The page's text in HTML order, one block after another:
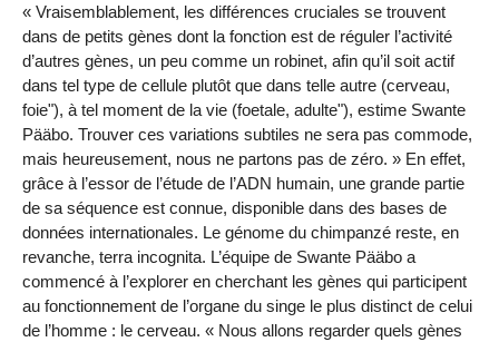
« Vraisemblablement, les différences cruciales se trouvent
dans de petits gènes dont la fonction est de réguler l’activité
d’autres gènes, un peu comme un robinet, afin qu’il soit actif
dans tel type de cellule plutôt que dans telle autre (cerveau,
foie"), à tel moment de la vie (foetale, adulte"), estime Swante
Pääbo. Trouver ces variations subtiles ne sera pas commode,
mais heureusement, nous ne partons pas de zéro. » En effet,
grâce à l’essor de l’étude de l’ADN humain, une grande partie
de sa séquence est connue, disponible dans des bases de
données internationales. Le génome du chimpanzé reste, en
revanche, terra incognita. L’équipe de Swante Pääbo a
commencé à l’explorer en cherchant les gènes qui participent
au fonctionnement de l’organe du singe le plus distinct de celui
de l’homme : le cerveau. « Nous allons regarder quels gènes